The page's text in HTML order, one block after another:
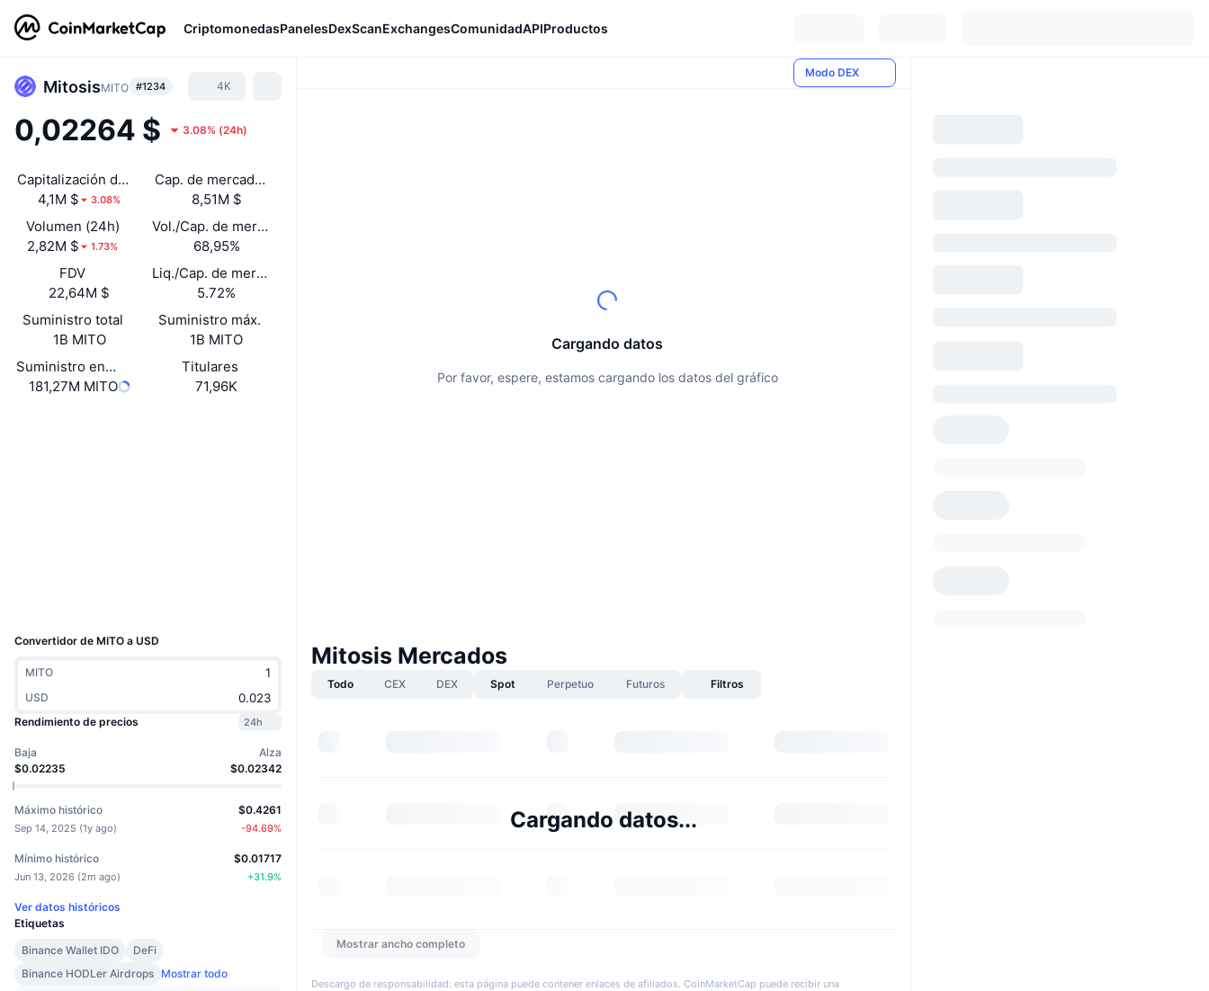
CriptomonedasPanelesDexScanExchangesComunidadAPIProductos
MitosisMITO #1234 4K
0,02264 $ 3.08% (24h)
Capitalización de mercado
4,1M $
3.08%
Cap. de mercado desbloqueada
8,51M $
Volumen (24h)
2,82M $
1.73%
Vol./Cap. de mercado (24 h)
68,95%
FDV
22,64M $
Liq./Cap. de mercado
5.72%
Suministro total
1B MITO
Suministro máx.
1B MITO
Suministro en circulación
181,27M MITO
Titulares
71,96K
Convertidor de MITO a USD
MITO
USD
Rendimiento de precios
24h
Baja
$0.02235
Alza
$0.02342
Máximo histórico
Sep 14, 2025 (1y ago)
$0.4261
-94.69%
Mínimo histórico
Jun 13, 2026 (2m ago)
$0.01717
+31.9%
Ver datos históricos
Etiquetas
Binance Wallet IDO
DeFi
Binance HODLer Airdrops Mostrar todo
Modo DEX
Cargando datos
Por favor, espere, estamos cargando los datos del gráfico
Mitosis Mercados
Todo CEX DEX Spot Perpetuo Futuros Filtros
Cargando datos...
Mostrar ancho completo
Descargo de responsabilidad: esta página puede contener enlaces de afiliados. CoinMarketCap puede recibir una